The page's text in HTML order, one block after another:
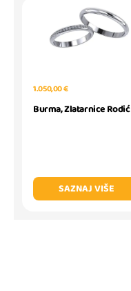
1.050,00 €
Burma, Zlatarnice Rodić
SAZNAJ VIŠE